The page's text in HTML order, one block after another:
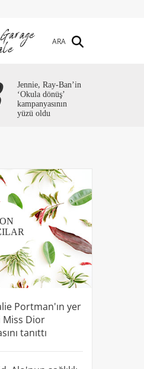
ARA
Jennie, Ray-Ban’in
‘Okula dönüş’
kampanyasının
yüzü oldu
Portman'ın yer
Miss Dior
tanıttı